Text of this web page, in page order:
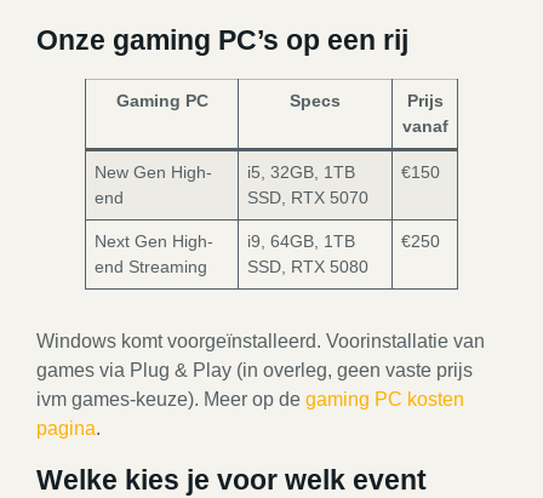
Onze gaming PC’s op een rij
Gaming PC Specs
Prijs
vanaf
New Gen High-
end
i5, 32GB, 1TB
SSD, RTX 5070
€150
Next Gen High-
end Streaming
i9, 64GB, 1TB
SSD, RTX 5080
€250
Windows komt voorgeïnstalleerd. Voorinstallatie van
games via Plug & Play (in overleg, geen vaste prijs
ivm games-keuze). Meer op de gaming PC kosten
pagina.
Welke kies je voor welk event